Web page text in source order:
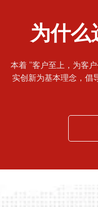
为什么
本着 ”客户至上，为客
实创新为基本理念，倡